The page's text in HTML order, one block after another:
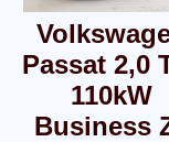
Passat 2,0
110kW
Business